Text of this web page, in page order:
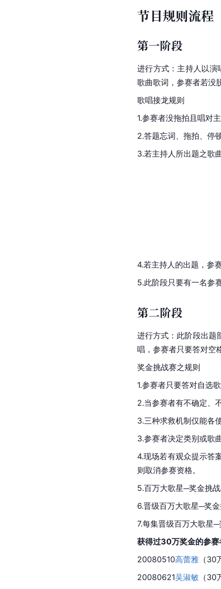
节目规则流程
第一阶段
进行方式：主持人以演
歌曲歌词，参赛者若没
歌唱接龙规则
1.参赛者没拖拍且唱对
2.答题忘词、拖拍、停
3.若主持人所出题之歌
4.若主持人的出题，参
5.此阶段只要有一名参
第二阶段
进行方式：此阶段出题
唱，参赛者只要答对空
奖金挑战赛之规则
1.参赛者只要答对自选
2.当参赛者有不确定、
3.三种求救机制仅能各
3.参赛者决定类别或歌
4.现场若有观众提示答
则取消参赛资格。
5.百万大歌星─奖金挑
6.晋级百万大歌星─奖
7.每集晋级百万大歌星
获得过30万奖金的参赛
20080510高蕾雅 （
20080621吴淑敏 （